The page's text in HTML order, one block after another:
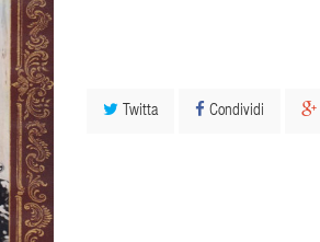
Twitta Condividi